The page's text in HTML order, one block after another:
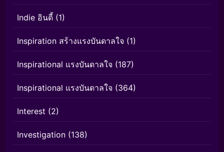
Indie อินดี้ (1)
Inspiration สร้างแรงบันดาลใจ (1)
Inspirational แรงบันดาลใจ (187)
Inspirational แรงบันดาลใจ (364)
Interest (2)
Investigation (138)